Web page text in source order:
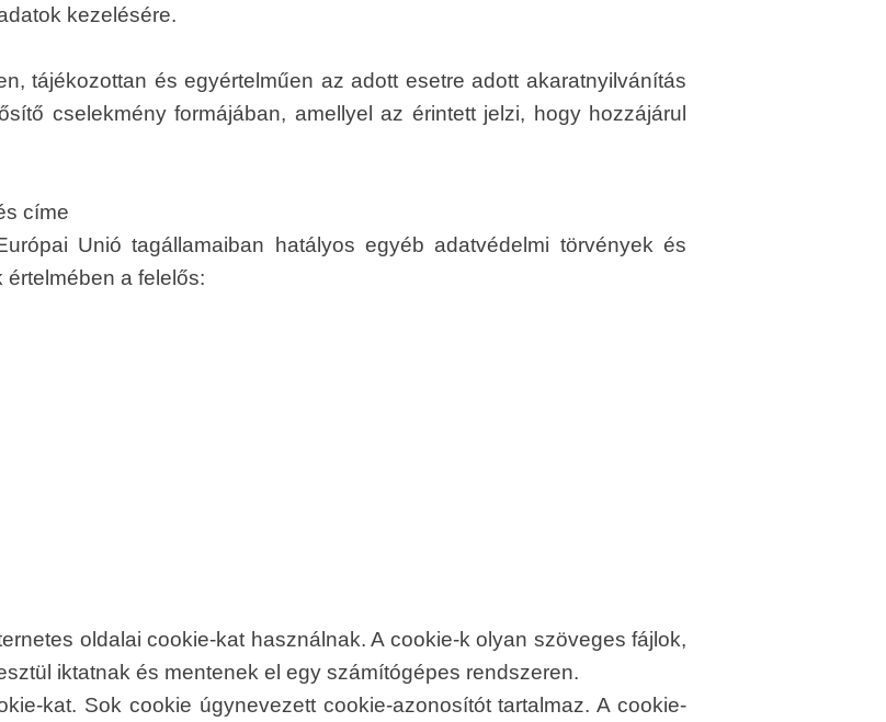
kezelésére.
tájékozottan és egyértelműen az adott esetre adott akaratnyilvánítás
cselekmény formájában, amellyel az érintett jelzi, hogy hozzájárul
címe
Unió tagállamaiban hatályos egyéb adatvédelmi törvények és
a felelős:
oldalai cookie-kat használnak. A cookie-k olyan szöveges fájlok,
iktatnak és mentenek el egy számítógépes rendszeren.
kat. Sok cookie úgynevezett cookie-azonosítót tartalmaz. A cookie-